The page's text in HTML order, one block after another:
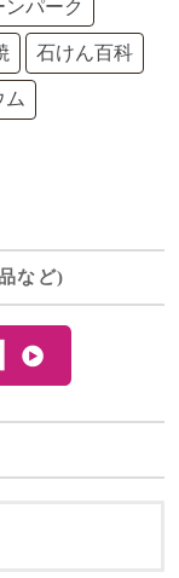
パーク
石けん百科
ム
など)